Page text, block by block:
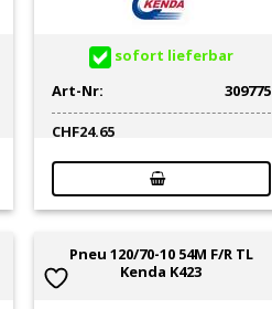
sofort lieferbar
Art-Nr:
309775
CHF24.65
Pneu 120/70-10 54M F/R TL
Kenda K423